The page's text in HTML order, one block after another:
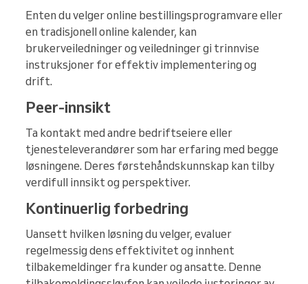
Enten du velger online bestillingsprogramvare eller
en tradisjonell online kalender, kan
brukerveiledninger og veiledninger gi trinnvise
instruksjoner for effektiv implementering og
drift.
Peer-innsikt
Ta kontakt med andre bedriftseiere eller
tjenesteleverandører som har erfaring med begge
løsningene. Deres førstehåndskunnskap kan tilby
verdifull innsikt og perspektiver.
Kontinuerlig forbedring
Uansett hvilken løsning du velger, evaluer
regelmessig dens effektivitet og innhent
tilbakemeldinger fra kunder og ansatte. Denne